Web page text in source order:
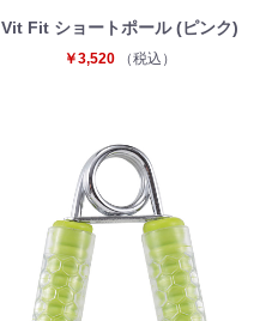
Vit Fit ショートポール (ピンク)
￥3,520 （税込）